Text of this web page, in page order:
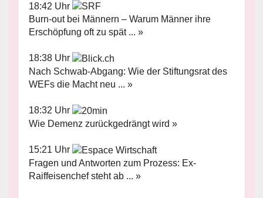
18:42 Uhr
Burn-out bei Männern – Warum Männer ihre
Erschöpfung oft zu spät ... »
18:38 Uhr
Nach Schwab-Abgang: Wie der Stiftungsrat des
WEFs die Macht neu ... »
18:32 Uhr
Wie Demenz zurückgedrängt wird »
15:21 Uhr
Fragen und Antworten zum Prozess: Ex-
Raiffeisenchef steht ab ... »